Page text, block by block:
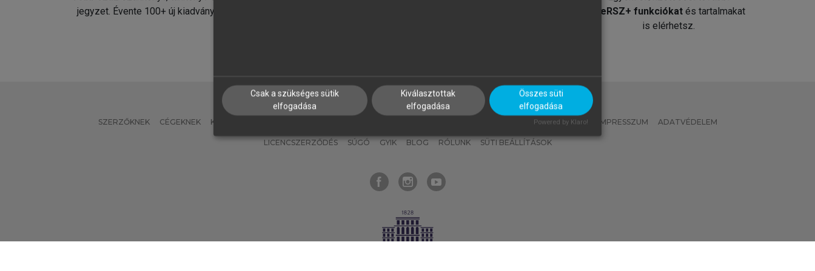
jegyzet. Évente 100+ új kiadvány.
MeRSZ+ funkciókat és tartalmakat
is elérhetsz.
SZERZŐKNEK CÉGEKNEK KÖNYVTÁROSOKNAK MI – ÁLTALÁNOS IRÁNYELVEK IMPRESSZUM ADATVÉDELEM
LICENCSZERZŐDÉS SÚGÓ GYIK BLOG RÓLUNK SÜTI BEÁLLÍTÁSOK
Csak a szükséges sütik
elfogadása
Kiválasztottak
elfogadása
Összes süti
elfogadása
Powered by Klaro!